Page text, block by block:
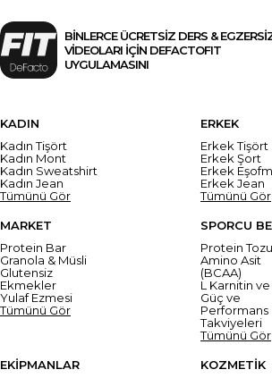
BİNLERCE ÜCRETSİZ DERS &
VİDEOLARI İÇİN DEFACTOFIT
UYGULAMASINI
KADIN
Kadın Tişört
Kadın Mont
Kadın Sweatshirt
Kadın Jean
Tümünü Gör
ERKEK
Erkek Tişört
Erkek Şort
Erkek
Erkek Jean
Tümünü Gör
MARKET
Protein Bar
Granola & Müsli
Glutensiz
Ekmekler
Yulaf Ezmesi
Tümünü Gör
SPORCU
Protein Tozu
Amino Asit
(BCAA)
L Karnitin ve
Güç ve
Performans
Takviyeleri
Tümünü Gör
EKİPMANLAR
KOZMETİK